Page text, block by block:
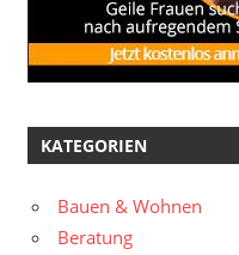
KATEGORIEN
Bauen & Wohnen
Beratung